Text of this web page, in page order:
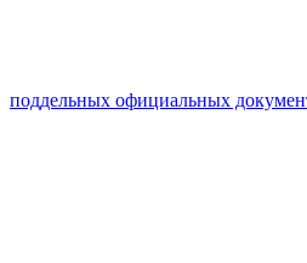
поддельных официальных